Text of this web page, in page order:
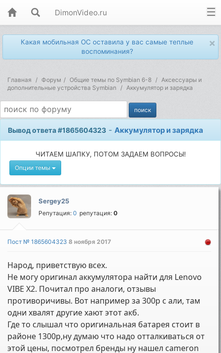
DimonVideo.ru
×
Какая мобильная ОС оставила у вас самые теплые
воспоминания?
Главная Форум Общие темы по Symbian 6-8
Аксессуары и
дополнительные устройства Symbian
Аккумулятор и зарядка
Вывод ответа #1865604323 -Аккумулятор и зарядка
ЧИТАЕМ ШАПКУ, ПОТОМ ЗАДАЕМ ВОПРОСЫ!
Опции темы
Sergey25
Репутация:0 репутация:0
Пост № 18656043238 ноября 2017
Народ, приветствую всех.
Не могу оригинал аккумулятора найти для Lenovo
VIBE X2. Почитал про аналоги, отзывы
противоричивы. Вот например за 300р с али, там
одни хвалят другие хают этот акб.
Где то слышал что оригинальная батарея стоит в
районе 1300р,ну думаю что надо отталкиваться от
этой цены, посмотрел бренды ну нашел cameron